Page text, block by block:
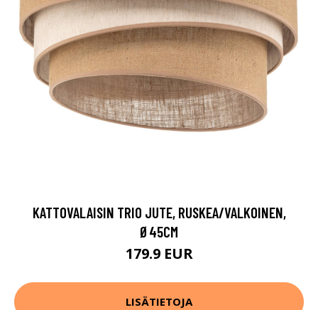
KATTOVALAISIN TRIO JUTE, RUSKEA/VALKOINEN,
Ø45CM
179.9 EUR
LISÄTIETOJA